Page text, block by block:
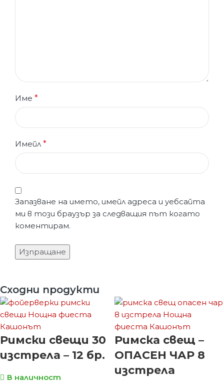
Име *
Имейл *
Запазване на името, имейл адреса и уебсайта
ми в този браузър за следващия път когато
коментирам.
Сходни продукти
Римски свещи 30
изстрела – 12 бр.
В наличност
Римска свещ –
ОПАСЕН ЧАР 8
изстрела